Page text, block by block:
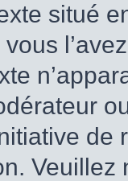
situé